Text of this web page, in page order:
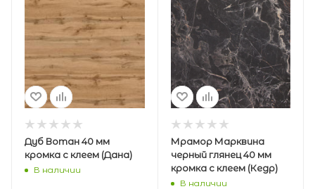
Дуб Вотан 40 мм
кромка с клеем (Дана)
В наличии
Мрамор Марквина
черный глянец 40 мм
кромка с клеем (Кедр)
В наличии